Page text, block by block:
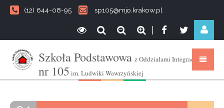
(12) 644-08-95 sp105@mjo.krakow.pl
Szkoła Podstawowa z Oddziałami Integracyjnymi
nr 105 im. Ludwiki Wawrzyńskiej